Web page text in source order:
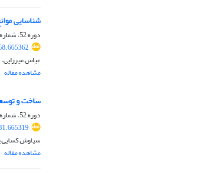
شناسایی
دوره 52، شماره 2، تابستان 1400، صفحه
عباس
مشاهده مقاله
ساخت و
دوره 52، شماره 2، تابستان 1400، صفحه
سیاوش کسایی
مشاهده مقاله